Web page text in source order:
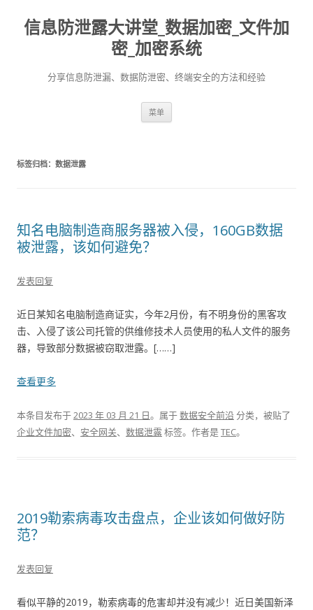
信息防泄露大讲堂_数据加密_文件加
密_加密系统
分享信息防泄漏、数据防泄密、终端安全的方法和经验
菜单
标签归档： 数据泄露
知名电脑制造商服务器被入侵，160GB数据
被泄露，该如何避免？
发表回复
近日某知名电脑制造商证实，今年2月份，有不明身份的黑客攻
击、入侵了该公司托管的供维修技术人员使用的私人文件的服务
器，导致部分数据被窃取泄露。[……]
查看更多
本条目发布于2023 年 03 月 21 日。属于数据安全前沿分类，被贴了
企业文件加密、 安全网关、 数据泄露标签。 作者是TEC。
2019勒索病毒攻击盘点，企业该如何做好防
范？
发表回复
看似平静的2019，勒索病毒的危害却并没有减少！近日美国新泽